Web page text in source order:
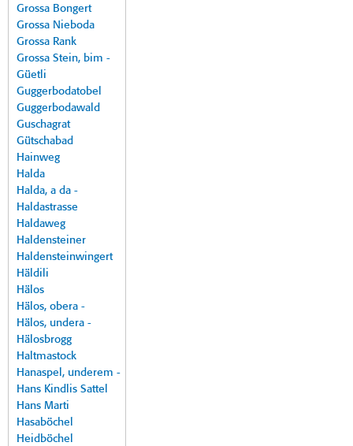
Grossa Bongert
Grossa Nieboda
Grossa Rank
Grossa Stein, bim -
Güetli
Guggerbodatobel
Guggerbodawald
Guschagrat
Gütschabad
Hainweg
Halda
Halda, a da -
Haldastrasse
Haldaweg
Haldensteiner
Haldensteinwingert
Häldili
Hälos
Hälos, obera -
Hälos, undera -
Hälosbrogg
Haltmastock
Hanaspel, underem -
Hans Kindlis Sattel
Hans Marti
Hasaböchel
Heidböchel